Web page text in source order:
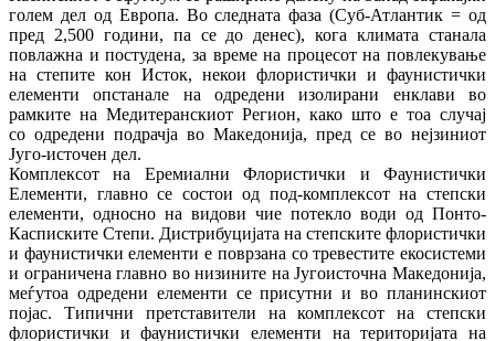
голем дел од Европа. Во следната фаза (Суб‐Атлантик = од
пред 2,500 години, па се до денес), кога климата станала
повлажна и постудена, за време на процесот на повлекување
на степите кон Исток, некои флористички и фаунистички
елементи опстанале на одредени изолирани енклави во
рамките на Медитеранскиот Регион, како што е тоа случај
со одредени подрачја во Македонија, пред се во нејзиниот
Југо‐источен дел.
Комплексот на Еремиални Флористички и Фаунистички
Елементи, главно се состои од под‐комплексот на степски
елементи, односно на видови чие потекло води од Понто‐
Касписките Степи. Дистрибуцијата на степските флористички
и фаунистички елементи е поврзана со тревестите екосистеми
и ограничена главно во низините на Југоисточна Македонија,
меѓутоа одредени елементи се присутни и во планинскиот
појас. Типични претставители на комплексот на степски
флористички и фаунистички елементи на територијата на